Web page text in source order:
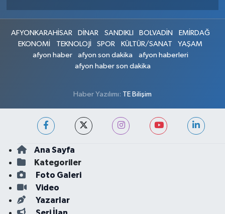
AFYONKARAHİSAR DİNAR SANDIKLI BOLVADİN
EMİRDAĞ
EKONOMİ
TEKNOLOJİ SPOR KÜLTÜR/SANAT
YAŞAM
afyon haber
afyon son dakika
afyon haberleri
afyon haber son dakika
Haber Yazılımı: TE Bilişim
Ana Sayfa
Kategoriler
Foto Galeri
Video
Yazarlar